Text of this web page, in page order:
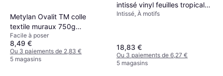
Metylan Ovalit TM colle
textile muraux 750g
professionnel Blanc
Facile à poser
8,49 €
Ou 3 paiements de 2,83 €
5 magasins
intissé vinyl feuilles tropicales
jaune ocre, bleu et beige 53
Intissé, À motifs
18,83 €
Ou 3 paiements de 6,27 €
5 magasins